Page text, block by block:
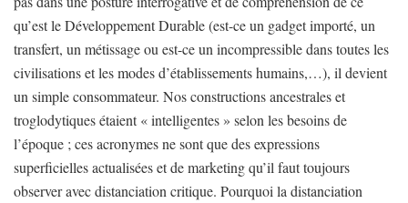
qu’est le Développement Durable (est-ce un gadget importé, un
transfert, un métissage ou est-ce un incompressible dans toutes les
civilisations et les modes d’établissements humains,…), il devient
un simple consommateur. Nos constructions ancestrales et
troglodytiques étaient « intelligentes » selon les besoins de
l’époque ; ces acronymes ne sont que des expressions
superficielles actualisées et de marketing qu’il faut toujours
observer avec distanciation critique. Pourquoi la distanciation